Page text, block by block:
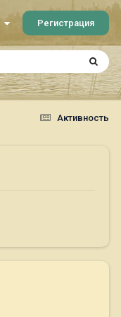
Регистрация
Активность